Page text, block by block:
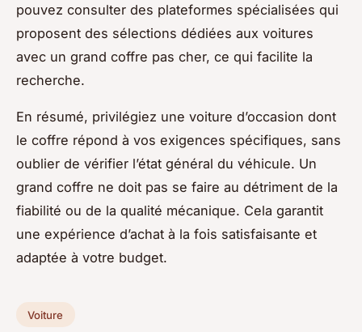
pouvez consulter des plateformes spécialisées qui
proposent des sélections dédiées aux voitures
avec un grand coffre pas cher, ce qui facilite la
recherche.
En résumé, privilégiez une voiture d’occasion dont
le coffre répond à vos exigences spécifiques, sans
oublier de vérifier l’état général du véhicule. Un
grand coffre ne doit pas se faire au détriment de la
fiabilité ou de la qualité mécanique. Cela garantit
une expérience d’achat à la fois satisfaisante et
adaptée à votre budget.
Voiture